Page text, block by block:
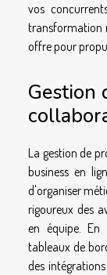
vos
transformation
offre pour
Gestion
La gestion de
business en
d'organiser
rigoureux des
en équipe. En
tableaux de
des